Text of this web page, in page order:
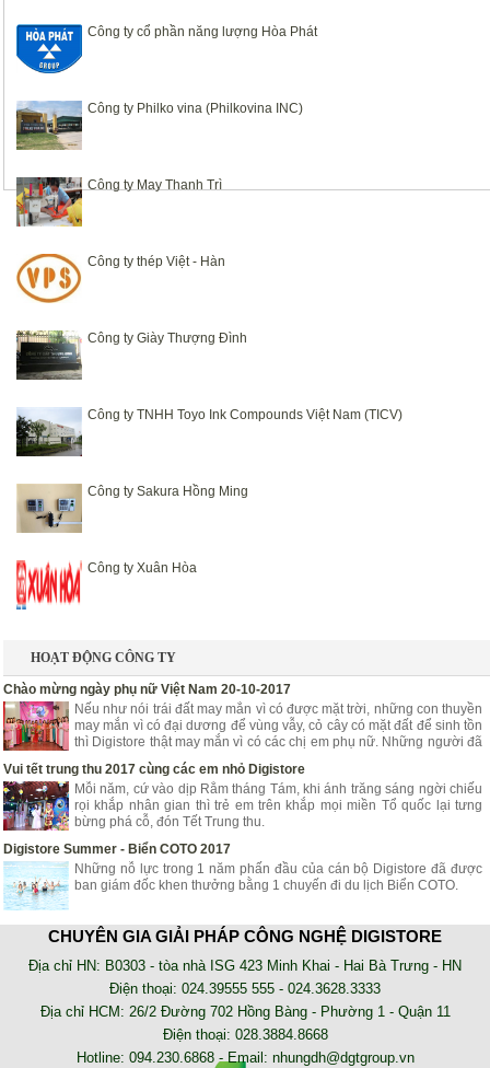
Công ty cổ phần năng lượng Hòa Phát
Công ty Philko vina (Philkovina INC)
Công ty May Thanh Trì
Công ty thép Việt - Hàn
Công ty Giày Thượng Đình
Công ty TNHH Toyo Ink Compounds Việt Nam (TICV)
Công ty Sakura Hồng Ming
Công ty Xuân Hòa
HOẠT ĐỘNG CÔNG TY
Chào mừng ngày phụ nữ Việt Nam 20-10-2017
Nếu như nói trái đất may mắn vì có được mặt trời, những con thuyền
may mắn vì có đại dương để vùng vẫy, cỏ cây có mặt đất để sinh tồn
thì Digistore thật may mắn vì có các chị em phụ nữ. Những người đã
góp phần mang lại niềm vui, hạnh phúc, tươi trẻ cho Digistore.
Vui tết trung thu 2017 cùng các em nhỏ Digistore
Mỗi năm, cứ vào dịp Rằm tháng Tám, khi ánh trăng sáng ngời chiếu
rọi khắp nhân gian thì trẻ em trên khắp mọi miền Tổ quốc lại tưng
bừng phá cỗ, đón Tết Trung thu.
Digistore Summer - Biển COTO 2017
Những nỗ lực trong 1 năm phấn đầu của cán bộ Digistore đã được
ban giám đốc khen thưởng bằng 1 chuyến đi du lịch Biển COTO.
NHẬT KÝ TRIỂN KHAI
AZZA - Lắp đặt hệ thống chấm công online nhà xe Tân Niên
Phần mềm chấm công online AZZA HRM là phần mềm sử dụng trên
nền tảng web, không cần cài đặt. Bạn có thể kiểm tra dữ liệu chấm
công của nhân viên tại bất kỳ đâu
Lắp đặt máy chấm công tại công ty May Trường Minh
may cham cong, lap dat may cham cong, phan mem cham cong
CHUYÊN GIA GIẢI PHÁP CÔNG NGHỆ DIGISTORE
Địa chỉ HN: B0303 - tòa nhà ISG 423 Minh Khai - Hai Bà Trưng - HN
Điện thoại: 024.39555 555 - 024.3628.3333
Địa chỉ HCM: 26/2 Đường 702 Hồng Bàng - Phường 1 - Quận 11
Điện thoại: 028.3884.8668
Hotline: 094.230.6868 - Email: nhungdh@dgtgroup.vn